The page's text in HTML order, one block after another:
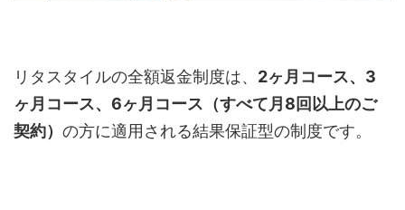
リタスタイルの全額返金制度は、 2ヶ月コース、3
ヶ月コース、6ヶ月コース（すべて月8回以上のご
契約） の方に適用される結果保証型の制度です。